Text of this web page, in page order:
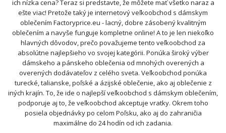
ich nízka cena? Teraz si predstavte, že môžete mať všetko naraz a
ešte viac! Pretože taký je internetový veľkoobchod s dámskym
oblečením Factoryprice.eu - lacný, dobre zásobený kvalitným
oblečením a navyše funguje kompletne online! A to je len niekoľko
hlavných dôvodov, prečo považujeme tento veľkoobchod za
absolútne najlepšieho vo svojej kategórii. Ponúka široký výber
dámskeho a pánskeho oblečenia od mnohých overených a
overených dodávateľov z celého sveta. Veľkoobchod ponúka
turecké, talianske, poľské a ázijské oblečenie, ako aj oblečenie z
iných krajín. To, že ide o najlepší veľkoobchod s dámskym oblečením,
podporuje aj to, že veľkoobchod akceptuje vratky. Okrem toho
posiela objednávky po celom Poľsku, ako aj do zahraničia
maximálne do 24 hodín od ich zadania.